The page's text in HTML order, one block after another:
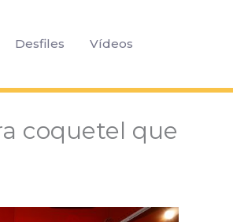
Desfiles Vídeos
coquetel que